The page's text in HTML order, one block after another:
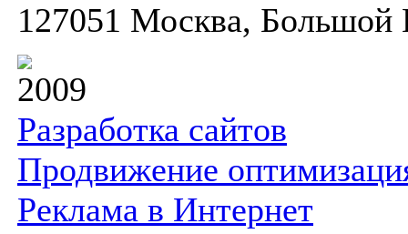
127051 Москва, Большой
2009
Разработка сайтов
Продвижение
Реклама в Интернет